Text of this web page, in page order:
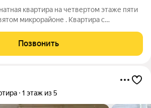
квартира на четвертом этаже пяти
микрорайоне . Квартира с
есть всё необходимое отделение
Позвонить
1 этаж из 5